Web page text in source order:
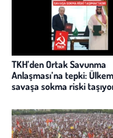
TKH’den Ortak Savunma
Anlaşması’na tepki:
savaşa sokma riski